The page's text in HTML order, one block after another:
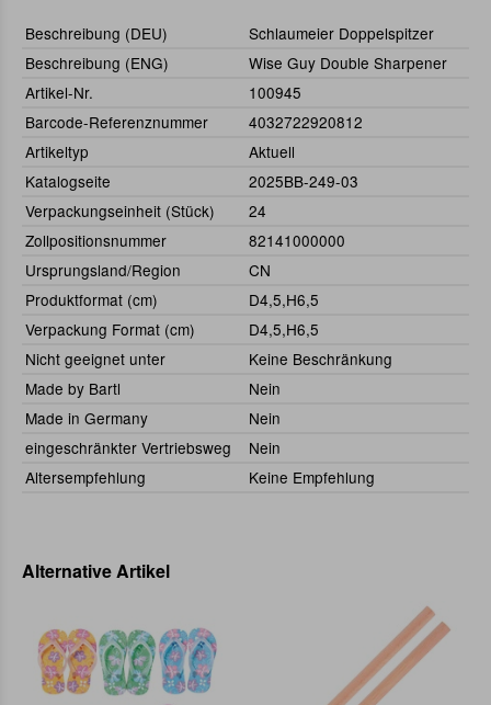
Beschreibung (DEU)
Schlaumeier Doppelspitzer
Beschreibung (ENG)
Wise Guy Double Sharpener
Artikel-Nr.
100945
Barcode-Referenznummer
4032722920812
Artikeltyp
Aktuell
Katalogseite
2025BB-249-03
Verpackungseinheit (Stück)
24
Zollpositionsnummer
82141000000
Ursprungsland/Region
CN
Produktformat (cm)
D4,5,H6,5
Verpackung Format (cm)
D4,5,H6,5
Nicht geeignet unter
Keine Beschränkung
Made by Bartl
Nein
Made in Germany
Nein
eingeschränkter Vertriebsweg
Nein
Altersempfehlung
Keine Empfehlung
Alternative Artikel